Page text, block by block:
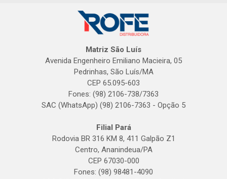
Matriz São Luís
Avenida Engenheiro Emiliano Macieira, 05
Pedrinhas, São Luís/MA
CEP 65.095-603
Fones: (98) 2106-738/7363
SAC (WhatsApp) (98) 2106-7363 - Opção 5
Filial Pará
Rodovia BR 316 KM 8, 411 Galpão Z1
Centro, Ananindeua/PA
CEP 67030-000
Fones: (98) 98481-4090